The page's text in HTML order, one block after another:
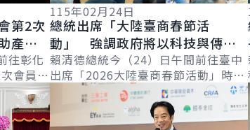
第2次
產業
爭力
往彰化
會員大
，臺灣
灣提
115年02月24日
總統出席「大陸臺商春節活
動」 強調政府將以科技與傳產
雙引擎推動臺灣經濟成長
賴清德總統今（24）日午間前往臺中
出席「2026大陸臺商春節活動」時表
示，去年臺灣在國際情勢與關稅壓力
下仍交出亮眼成績單，今年經濟成長
率預估...
詳細內容